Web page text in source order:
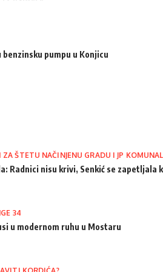
pumpu u Konjicu
ZA ŠTETU NAČINJENU GRADU I JP
Radnici nisu krivi, Senkić se zapetljala
34
u modernom ruhu u Mostaru